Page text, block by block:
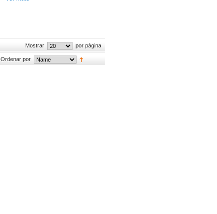
Mostrar por página
Ordenar por